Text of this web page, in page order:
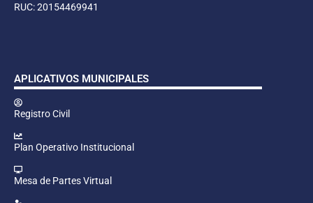
RUC: 20154469941
APLICATIVOS MUNICIPALES
Registro Civil
Plan Operativo Institucional
Mesa de Partes Virtual